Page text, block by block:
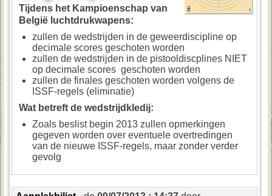
Tijdens het Kampioenschap van
België luchtdrukwapens:
zullen de wedstrijden in de geweerdiscipline op
decimale scores geschoten worden
zullen de wedstrijden in de pistooldiscplines NIET
op decimale scores geschoten worden
zullen de finales geschoten worden volgens de
ISSF-regels (eliminatie)
Wat betreft de wedstrijdkledij:
Zoals beslist begin 2013 zullen opmerkingen
gegeven worden over eventuele overtredingen
van de nieuwe ISSF-regels, maar zonder verder
gevolg